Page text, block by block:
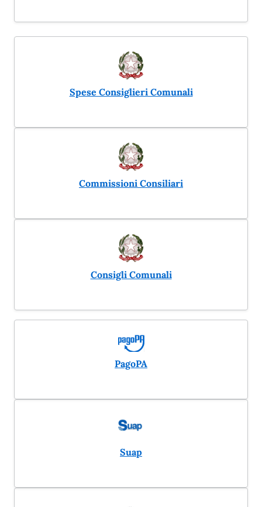
Spese Consiglieri Comunali
Commissioni Consiliari
Consigli Comunali
PagoPA
Suap